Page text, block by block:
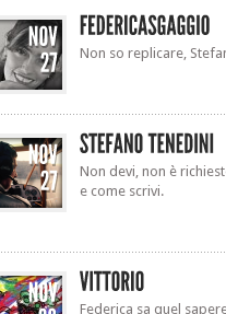
Non so replicare,
Non devi, non è
e come scrivi.
Federica sa quel